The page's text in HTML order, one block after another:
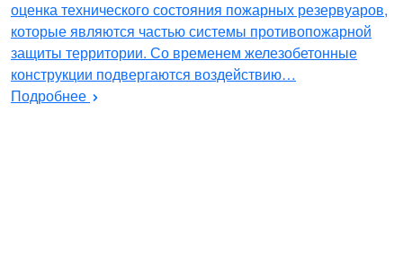
оценка технического состояния пожарных резервуаров,
которые являются частью системы противопожарной
защиты территории. Со временем железобетонные
конструкции подвергаются воздействию…
Подробнее